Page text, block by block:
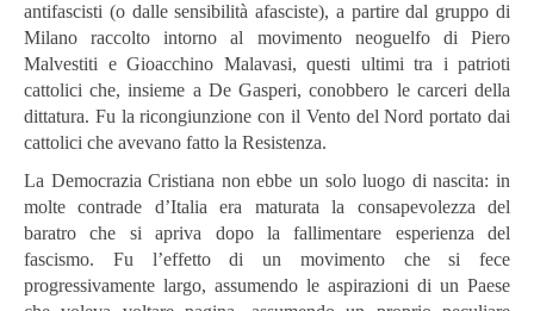
antifascisti (o dalle sensibilità afasciste), a partire dal gruppo di
Milano raccolto intorno al movimento neoguelfo di Piero
Malvestiti e Gioacchino Malavasi, questi ultimi tra i patrioti
cattolici che, insieme a De Gasperi, conobbero le carceri della
dittatura. Fu la ricongiunzione con il Vento del Nord portato dai
cattolici che avevano fatto la Resistenza.
La Democrazia Cristiana non ebbe un solo luogo di nascita: in
molte contrade d’Italia era maturata la consapevolezza del
baratro che si apriva dopo la fallimentare esperienza del
fascismo. Fu l’effetto di un movimento che si fece
progressivamente largo, assumendo le aspirazioni di un Paese